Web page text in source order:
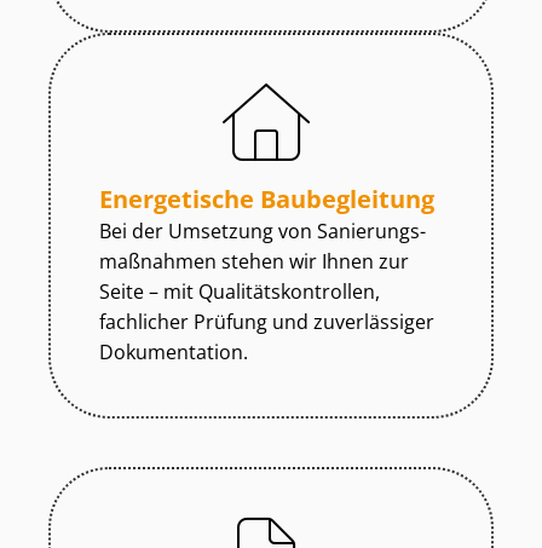
Energetische Baubegleitung
Bei der Umsetzung von Sa­nie­rungs­
maß­nah­men stehen wir Ihnen zur
Seite – mit Qua­li­täts­kon­trol­len,
fachlicher Prüfung und zuverlässiger
Dokumentation.